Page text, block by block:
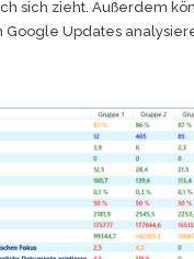
sich zieht. Außerdem
Google Updates